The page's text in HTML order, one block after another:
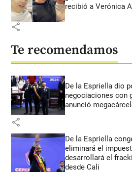
recibió a Verónica
share
Te recomendamos
De la Espriella dio
negociaciones con
anunció
share
De la Espriella
eliminará el
desarrollará el
desde Cali